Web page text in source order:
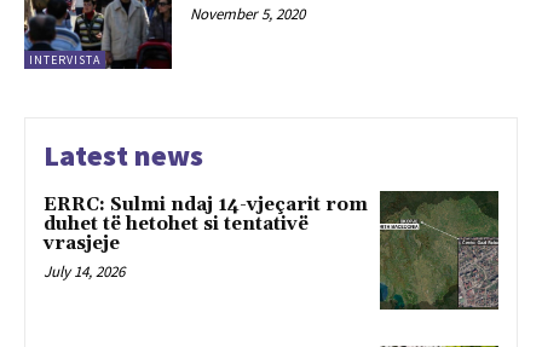
INTERVISTA
November 5, 2020
Latest news
ERRC: Sulmi ndaj 14-vjeçarit rom
duhet të hetohet si tentativë
vrasjeje
July 14, 2026